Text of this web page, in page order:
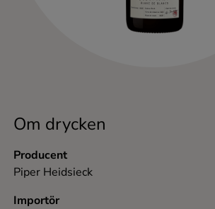
Om drycken
Producent
Piper Heidsieck
Importör